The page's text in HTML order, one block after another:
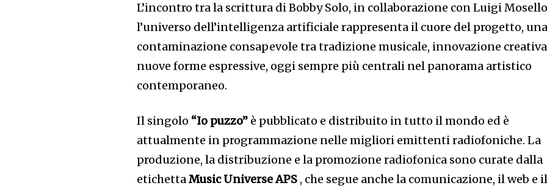
L’incontro tra la scrittura di Bobby Solo, in collaborazione con Luigi
l’universo dell’intelligenza artificiale rappresenta il cuore del progetto,
contaminazione consapevole tra tradizione musicale, innovazione
nuove forme espressive, oggi sempre più centrali nel panorama artistico
contemporaneo.
Il singolo “Io puzzo” è pubblicato e distribuito in tutto il mondo ed è
attualmente in programmazione nelle migliori emittenti radiofoniche. La
produzione, la distribuzione e la promozione radiofonica sono curate dalla
etichettaMusic Universe APS , che segue anche la comunicazione, il web e